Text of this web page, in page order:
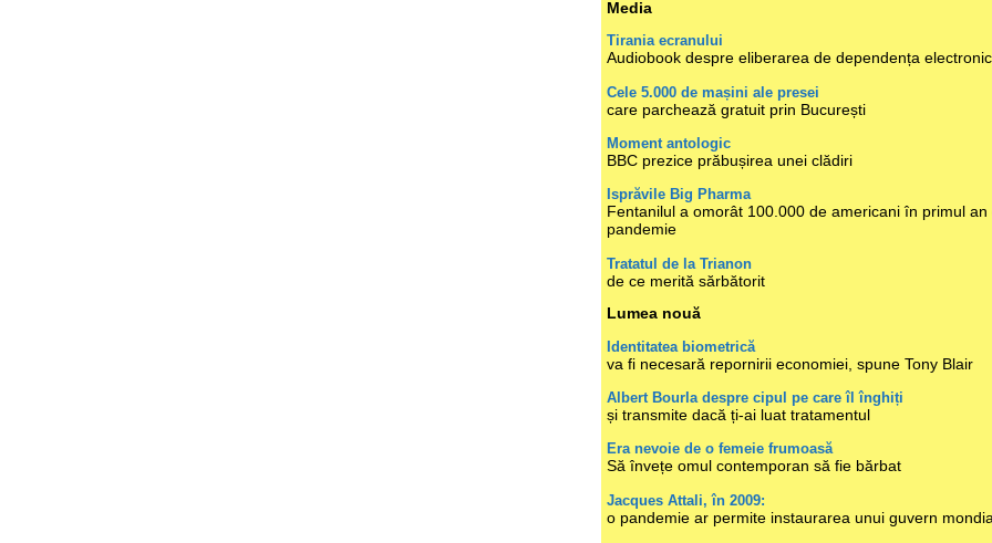
Media
Tirania ecranului
Audiobook despre eliberarea de dependența
Cele 5.000 de mașini ale presei
care parchează gratuit prin București
Moment antologic
BBC prezice prăbușirea unei clădiri
Isprăvile Big Pharma
Fentanilul a omorât 100.000 de americani în primul an
pandemie
Tratatul de la Trianon
de ce merită sărbătorit
Lumea nouă
Identitatea biometrică
va fi necesară repornirii economiei, spune Tony Blair
Albert Bourla despre cipul pe care îl înghiți
și transmite dacă ți-ai luat tratamentul
Era nevoie de o femeie frumoasă
Să învețe omul contemporan să fie bărbat
Jacques Attali, în 2009:
o pandemie ar permite instaurarea unui guvern